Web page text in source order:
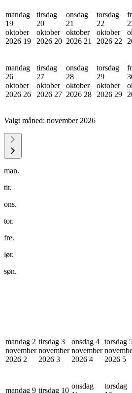
mandag
19
oktober
2026 19
tirsdag
20
oktober
2026 20
onsdag
21
oktober
2026 21
torsdag
22
oktober
2026 22
mandag
26
oktober
2026 26
tirsdag
27
oktober
2026 27
onsdag
28
oktober
2026 28
torsdag
29
oktober
2026 29
Valgt måned: november 2026
man.
tir.
ons.
tor.
fre.
lør.
søn.
mandag 2
november
2026 2
tirsdag 3
november
2026 3
onsdag 4
november
2026 4
torsdag
2026 5
mandag 9 tirsdag 10
onsdag
torsdag